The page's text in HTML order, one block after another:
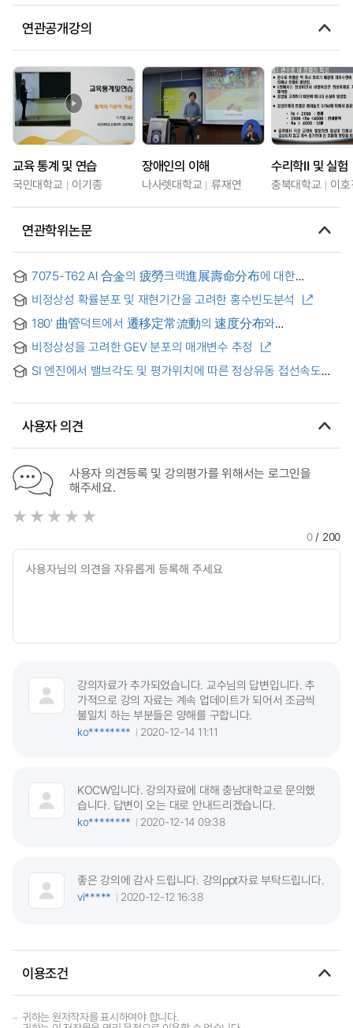
연관공개강의
교육 통계 및 연습
국민대학교 이기종
장애인의 이해
나사렛대학교 류재연
수리학Ⅱ 및 실험
충북대학교 이
연관학위논문
7075-T62 Al 合金의 疲勞크랙進展壽命分布에 대한
비정상성 확률분포 및 재현기간을 고려한 홍수빈도분석
180' 曲管덕트에서 遷移定常流動의 速度分布와
비정상성을 고려한 GEV 분포의 매개변수 추정
SI 엔진에서 밸브각도 및 평가위치에 따른 정상유동 접선속도
사용자 의견
사용자 의견등록 및 강의평가를 위해서는 로그인을
해주세요.
0/ 200
강의자료가 추가되었습니다. 교수님의 답변입니다. 추
가적으로 강의 자료는 계속 업데이트가 되어서 조금씩
불일치 하는 부분들은 양해를 구합니다.
ko********
2020-12-14 11:11
KOCW입니다. 강의자료에 대해 충남대학교로 문의했
습니다. 답변이 오는 대로 안내드리겠습니다.
ko********
2020-12-14 09:38
좋은 강의에 감사 드립니다. 강의ppt자료 부탁드립니다.
vi*****
2020-12-12 16:38
이용조건
귀하는 원저작자를 표시하여야 합니다.